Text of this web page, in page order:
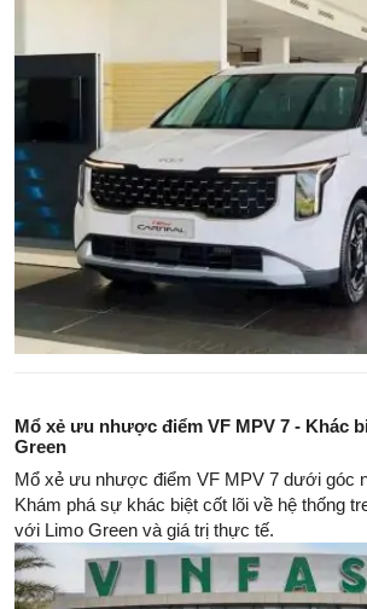
Mổ xẻ ưu nhược điểm VF MPV 7 - Khác
Green
Mổ xẻ ưu nhược điểm VF MPV 7 dưới góc
Khám phá sự khác biệt cốt lõi về hệ thống
với Limo Green và giá trị thực tế.